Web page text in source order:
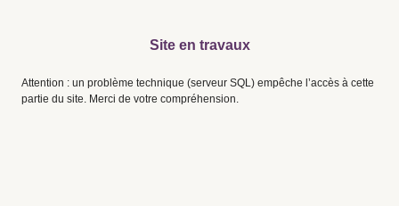
Site en travaux
Attention : un problème technique (serveur SQL) empêche l’accès à cette
partie du site. Merci de votre compréhension.